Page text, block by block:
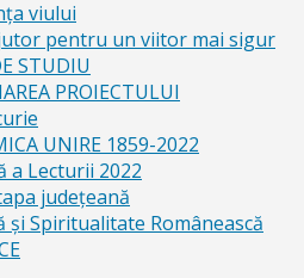
viului
pentru un viitor mai sigur
STUDIU
PROIECTULUI
UNIRE 1859-2022
a Lecturii 2022
judeţeană
și Spiritualitate Românească